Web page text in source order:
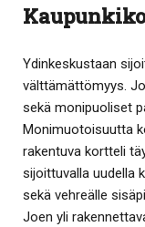
Ydinkeskustaan
välttämättömyys.
sekä monipuoliset
Monimuotoisuutta
rakentuva kortteli
sijoittuvalla uudella
sekä vehreälle
Joen yli